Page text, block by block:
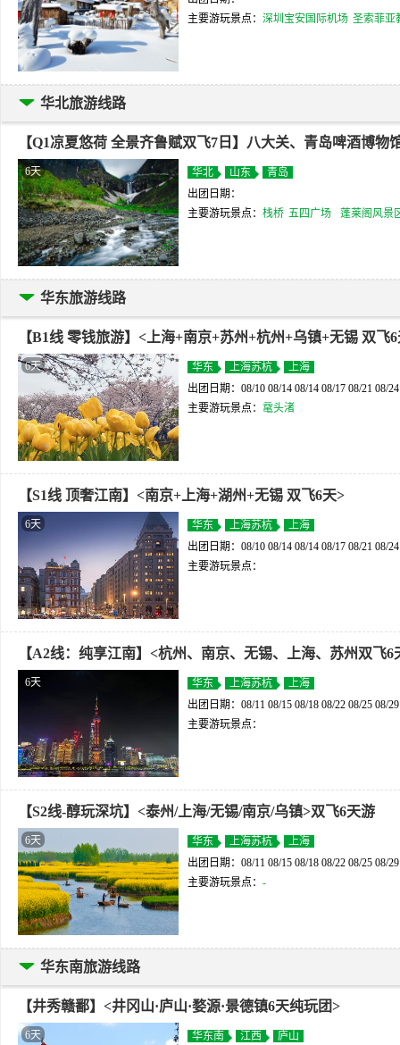
主要游玩景点： 深圳宝安国际机场 圣索菲亚
华北旅游线路
【Q1凉夏悠荷 全景齐鲁赋双飞7日】八大关、青岛啤酒博
6天 华北 山东
青岛
出团日期：
主要游玩景点： 栈桥 五四广场 蓬莱阁风景
华东旅游线路
【B1线 零钱旅游】<上海+南京+苏州+杭州+乌镇+无锡 双飞
6天 华东 上海苏杭
上海
出团日期：08/10 08/14 08/14 08/17 08/21 08/
主要游玩景点： 鼋头渚
【S1线 顶奢江南】<南京+上海+湖州+无锡 双飞6天>
6天 华东 上海苏杭
上海
出团日期：08/10 08/14 08/14 08/17 08/21 08/
主要游玩景点：
【A2线：纯享江南】<杭州、南京、无锡、上海、苏州双飞6
6天 华东 上海苏杭
上海
出团日期：08/11 08/15 08/18 08/22 08/25 08/29
主要游玩景点：
【S2线-醇玩深坑】<泰州/上海/无锡/南京/乌镇>双飞6天游
6天 华东 上海苏杭
上海
出团日期：08/11 08/15 08/18 08/22 08/25 08/
主要游玩景点： -
华东南旅游线路
【井秀赣鄱】<井冈山·庐山·婺源·景德镇6天纯玩团>
6天 华东南 江西
庐山